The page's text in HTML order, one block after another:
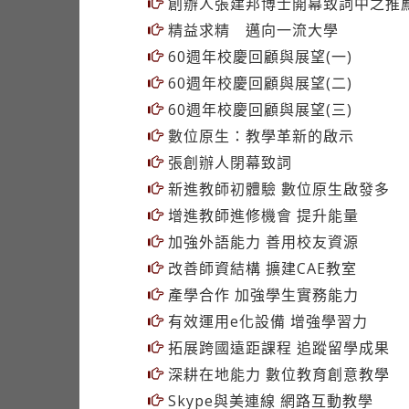
精益求精 邁向一流大學
60週年校慶回顧與展望(一)
60週年校慶回顧與展望(二)
60週年校慶回顧與展望(三)
數位原生：教學革新的啟示
張創辦人閉幕致詞
新進教師初體驗 數位原生啟發多
增進教師進修機會 提升能量
加強外語能力 善用校友資源
改善師資結構 擴建CAE教室
產學合作 加強學生實務能力
有效運用e化設備 增強學習力
拓展跨國遠距課程 追蹤留學成果
深耕在地能力 數位教育創意教學
Skype與美連線 網路互動教學